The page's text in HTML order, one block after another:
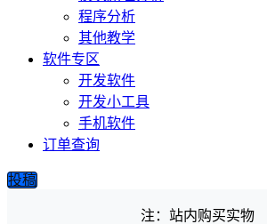
程序分析
其他教学
软件专区
开发软件
开发小工具
手机软件
订单查询
投稿
注：站内购买实物